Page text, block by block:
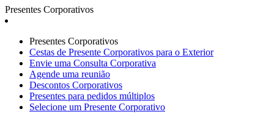
Presentes Corporativos
Presentes Corporativos
Cestas de Presente Corporativos para o Exterior
Envie uma Consulta Corporativa
Agende uma reunião
Descontos Corporativos
Presentes para pedidos múltiplos
Selecione um Presente Corporativo